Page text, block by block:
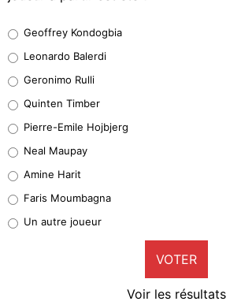
38%
32%
5%
1%
9%
Geoffrey Kondogbia
Leonardo Balerdi
Geronimo Rulli
Quinten Timber
Pierre-Emile Hojbjerg
Neal Maupay
Amine Harit
Faris Moumbagna
Un autre joueur
VOTER
Voir les résultats